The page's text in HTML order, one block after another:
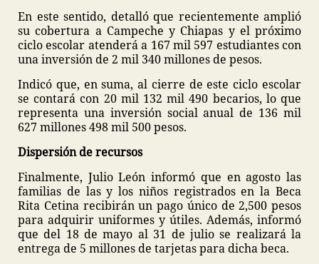
En este sentido, detalló que recientemente amplió
su cobertura a Campeche y Chiapas y el próximo
ciclo escolar atenderá a 167 mil 597 estudiantes con
una inversión de 2 mil 340 millones de pesos.
Indicó que, en suma, al cierre de este ciclo escolar
se contará con 20 mil 132 mil 490 becarios, lo que
representa una inversión social anual de 136 mil
627 millones 498 mil 500 pesos.
Dispersión de recursos
Finalmente, Julio León informó que en agosto las
familias de las y los niños registrados en la Beca
Rita Cetina recibirán un pago único de 2,500 pesos
para adquirir uniformes y útiles. Además, informó
que del 18 de mayo al 31 de julio se realizará la
entrega de 5 millones de tarjetas para dicha beca.